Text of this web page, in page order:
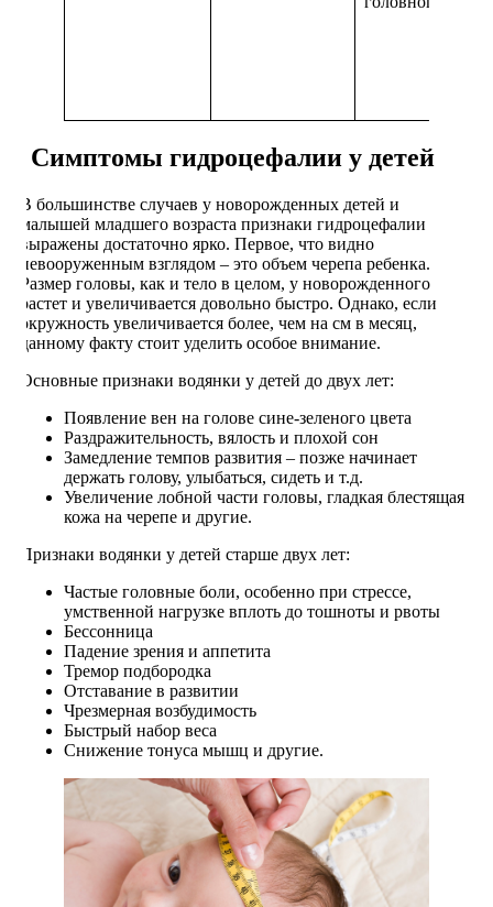
Симптомы гидроцефалии у детей
В большинстве случаев у новорожденных детей и
малышей младшего возраста признаки гидроцефалии
выражены достаточно ярко. Первое, что видно
невооруженным взглядом – это объем черепа ребенка.
Размер головы, как и тело в целом, у новорожденного
растет и увеличивается довольно быстро. Однако, если
окружность увеличивается более, чем на см в месяц,
данному факту стоит уделить особое внимание.
Основные признаки водянки у детей до двух лет:
Появление вен на голове сине-зеленого цвета
Раздражительность, вялость и плохой сон
Замедление темпов развития – позже начинает
держать голову, улыбаться, сидеть и т.д.
Увеличение лобной части головы, гладкая блестящая
кожа на черепе и другие.
Признаки водянки у детей старше двух лет:
Частые головные боли, особенно при стрессе,
умственной нагрузке вплоть до тошноты и рвоты
Бессонница
Падение зрения и аппетита
Тремор подбородка
Отставание в развитии
Чрезмерная возбудимость
Быстрый набор веса
Снижение тонуса мышц и другие.